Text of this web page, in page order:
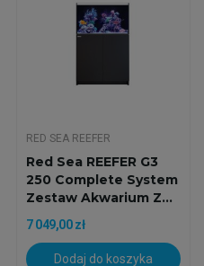
RED SEA REEFER
Red Sea REEFER G3
250 Complete System
Zestaw Akwarium Z...
7 049,00 zł
Dodaj do koszyka